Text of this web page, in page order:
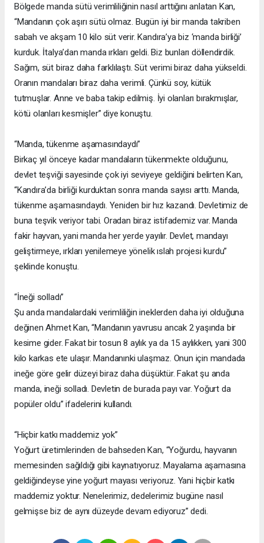
Bölgede manda sütü verimliliğinin nasıl arttığını anlatan Kan,
“Mandanın çok aşırı sütü olmaz. Bugün iyi bir manda takriben
sabah ve akşam 10 kilo süt verir. Kandıra’ya biz ‘manda birliği’
kurduk. İtalya’dan manda ırkları geldi. Biz bunları döllendirdik.
Sağım, süt biraz daha farklılaştı. Süt verimi biraz daha yükseldi.
Oranın mandaları biraz daha verimli. Çünkü soy, kütük
tutmuşlar. Anne ve baba takip edilmiş. İyi olanları bırakmışlar,
kötü olanları kesmişler” diye konuştu.
“Manda, tükenme aşamasındaydı”
Birkaç yıl önceye kadar mandaların tükenmekte olduğunu,
devlet teşviği sayesinde çok iyi seviyeye geldiğini belirten Kan,
“Kandıra’da birliği kurduktan sonra manda sayısı arttı. Manda,
tükenme aşamasındaydı. Yeniden bir hız kazandı. Devletimiz de
buna teşvik veriyor tabi. Oradan biraz istifademiz var. Manda
fakir hayvan, yani manda her yerde yayılır. Devlet, mandayı
geliştirmeye, ırkları yenilemeye yönelik ıslah projesi kurdu”
şeklinde konuştu.
“İneği solladı”
Şu anda mandalardaki verimliliğin ineklerden daha iyi olduğuna
değinen Ahmet Kan, “Mandanın yavrusu ancak 2 yaşında bir
kesime gider. Fakat bir tosun 8 aylık ya da 15 aylıkken, yani 300
kilo karkas ete ulaşır. Mandanınki ulaşmaz. Onun için mandada
ineğe göre gelir düzeyi biraz daha düşüktür. Fakat şu anda
manda, ineği solladı. Devletin de burada payı var. Yoğurt da
popüler oldu” ifadelerini kullandı.
“Hiçbir katkı maddemiz yok”
Yoğurt üretimlerinden de bahseden Kan, “Yoğurdu, hayvanın
memesinden sağıldığı gibi kaynatıyoruz. Mayalama aşamasına
geldiğindeyse yine yoğurt mayası veriyoruz. Yani hiçbir katkı
maddemiz yoktur. Nenelerimiz, dedelerimiz bugüne nasıl
gelmişse biz de aynı düzeyde devam ediyoruz” dedi.